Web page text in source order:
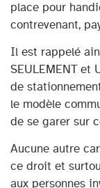
place pour
contrevenant,
Il est rappelé
SEULEMENT et
de
le modèle
de se garer sur
Aucune autre
ce droit et
aux personnes